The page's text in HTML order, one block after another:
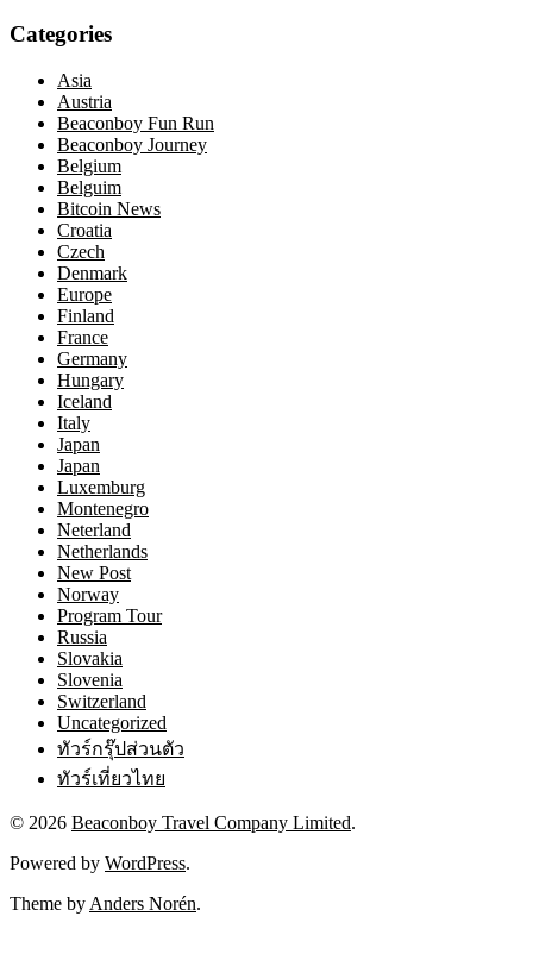
Categories
Asia
Austria
Beaconboy Fun Run
Beaconboy Journey
Belgium
Belguim
Bitcoin News
Croatia
Czech
Denmark
Europe
Finland
France
Germany
Hungary
Iceland
Italy
Japan
Japan
Luxemburg
Montenegro
Neterland
Netherlands
New Post
Norway
Program Tour
Russia
Slovakia
Slovenia
Switzerland
Uncategorized
ทัวร์กรุ๊ปส่วนตัว
ทัวร์เที่ยวไทย
© 2026 Beaconboy Travel Company Limited.
Powered by WordPress.
Theme by Anders Norén.